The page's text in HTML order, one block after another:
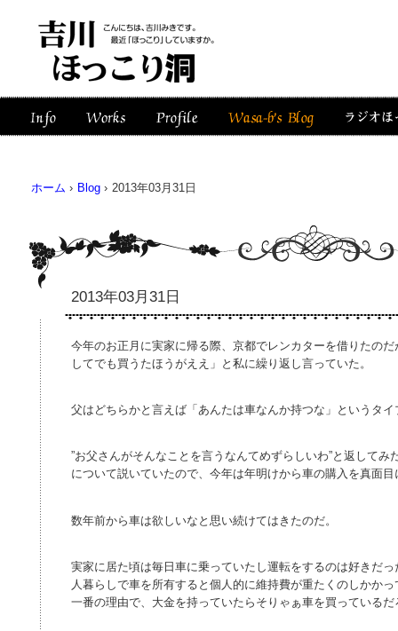
ホーム › Blog › 2013年03月31日
2013年03月31日
今年のお正月に実家に帰る際、京都でレンカターを借りたの
してでも買うたほうがええ」と私に繰り返し言っていた。
父はどちらかと言えば「あんたは車なんか持つな」というタイ
”お父さんがそんなことを言うなんてめずらしいわ”と返してみ
について説いていたので、今年は年明けから車の購入を真面
数年前から車は欲しいなと思い続けてはきたのだ。
実家に居た頃は毎日車に乗っていたし運転をするのは好きだ
人暮らしで車を所有すると個人的に維持費が重たくのしかか
一番の理由で、大金を持っていたらそりゃぁ車を買っているだ